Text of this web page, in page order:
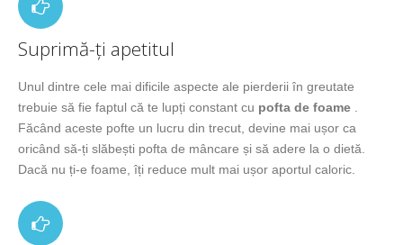
Suprimă-ți apetitul
Unul dintre cele mai dificile aspecte ale pierderii în greutate
trebuie să fie faptul că te lupți constant cu pofta de foame .
Făcând aceste pofte un lucru din trecut, devine mai ușor ca
oricând să-ți slăbești pofta de mâncare și să adere la o dietă.
Dacă nu ți-e foame, îți reduce mult mai ușor aportul caloric.